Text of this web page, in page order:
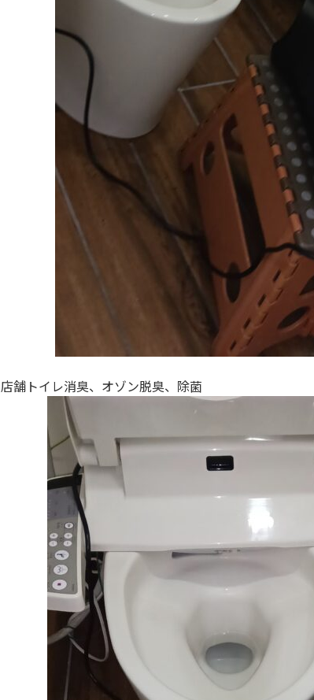
店舗トイレ消臭、オゾン脱臭、除菌